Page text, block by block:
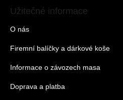
Užitečné informace
O nás
Firemní balíčky a dárkové koše
Informace o závozech masa
Doprava a platba